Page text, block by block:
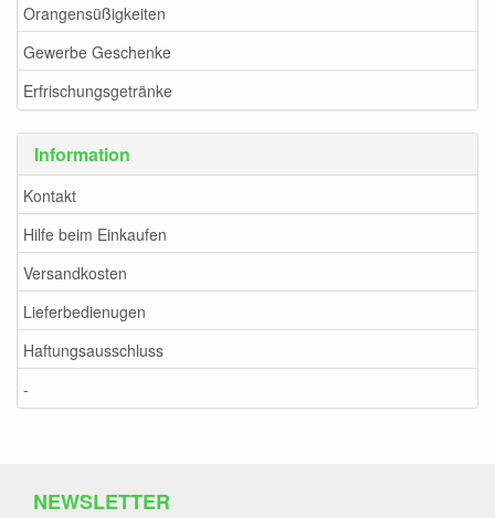
Orangensüßigkeiten
Gewerbe Geschenke
Erfrischungsgetränke
Information
Kontakt
Hilfe beim Einkaufen
Versandkosten
Lieferbedienugen
Haftungsausschluss
-
NEWSLETTER